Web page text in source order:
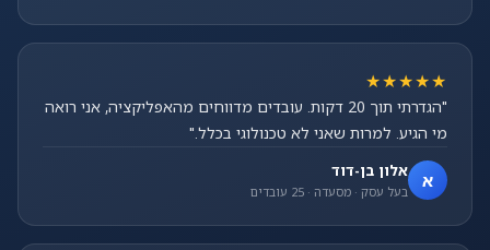
★★★★★
"הגדרתי תוך 20 דקות. עובדים מדווחים מהאפליקציה, אני רואה
מי הגיע. למרות שאני לא טכנולוגי בכלל."
א אלון בן-דוד
בעל עסק · מסעדה · 25 עובדים